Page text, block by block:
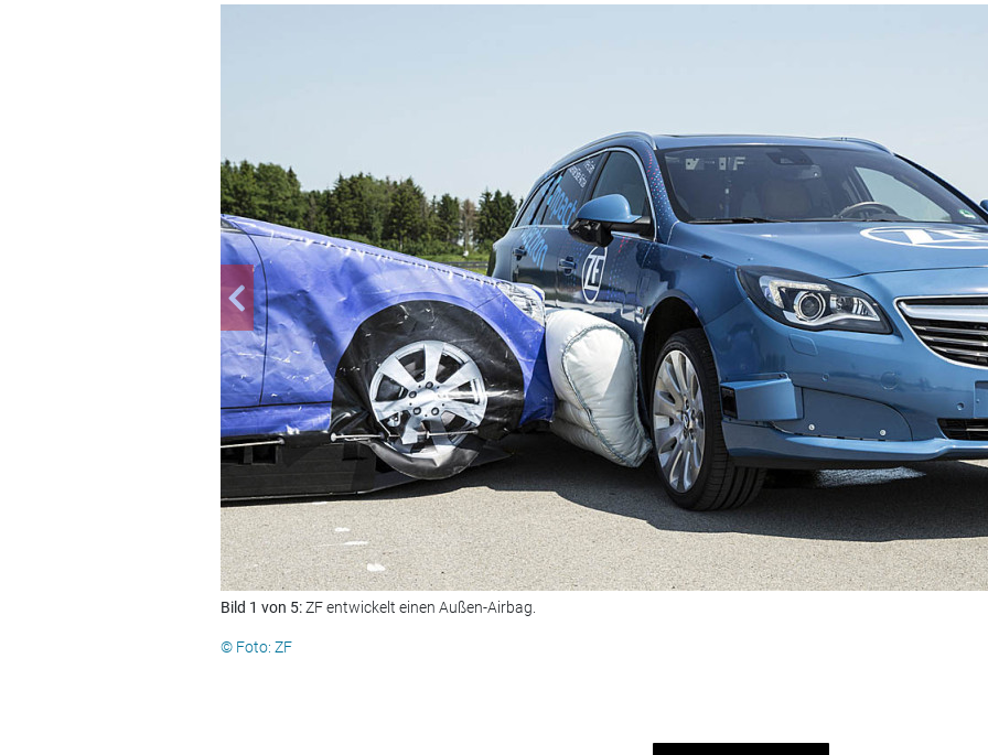
Bild 1 von 5:ZF entwickelt einen Außen-Airbag.
© Foto: ZF